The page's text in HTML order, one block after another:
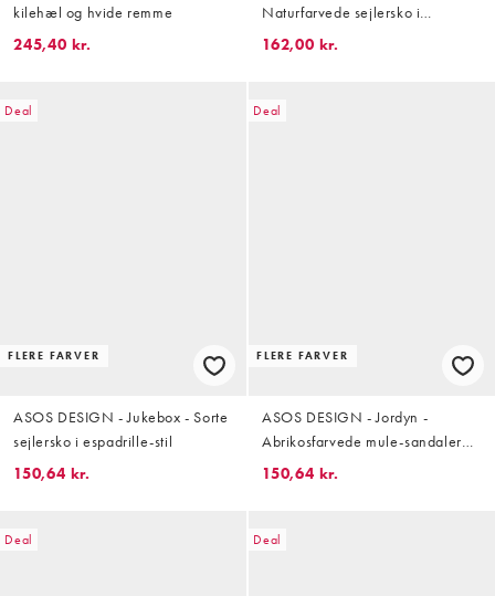
kilehæl og hvide remme
245,40 kr.
Naturfarvede sejlersko i
espadrille-stil
162,00 kr.
Deal
FLERE FARVER
ASOS DESIGN - Jukebox - Sorte
sejlersko i espadrille-stil
150,64 kr.
Deal
FLERE FARVER
ASOS DESIGN - Jordyn -
Abrikosfarvede mule-sandaler
med flatform-sål i espadrillestil
150,64 kr.
Deal Deal